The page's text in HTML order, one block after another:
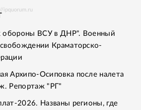
ipquorum.ru
обороны ВСУ в ДНР". Военный
Краматорско-
Архипо-Осиповка после налета
Репортаж "РГ"
2026. Названы регионы, где